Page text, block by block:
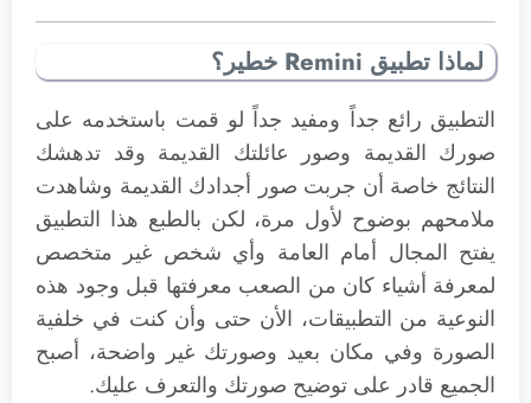
لماذا تطبيق Remini خطير؟
التطبيق رائع جداً ومفيد جداً لو قمت باستخدمه على
صورك القديمة وصور عائلتك القديمة وقد تدهشك
النتائج خاصة أن جربت صور أجدادك القديمة وشاهدت
ملامحهم بوضوح لأول مرة، لكن بالطبع هذا التطبيق
يفتح المجال أمام العامة وأي شخص غير متخصص
لمعرفة أشياء كان من الصعب معرفتها قبل وجود هذه
النوعية من التطبيقات، الأن حتى وأن كنت في خلفية
الصورة وفي مكان بعيد وصورتك غير واضحة، أصبح
الجميع قادر على توضيح صورتك والتعرف عليك.